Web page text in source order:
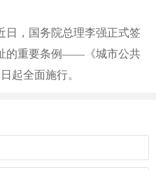
日，国务院总理李强正式签
的重要条例——《城市公共
起全面施行。